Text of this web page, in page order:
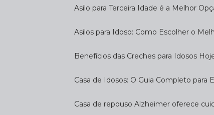
Asilo para Terceira Idade é a Melhor
Asilos para Idoso: Como Escolher o
Benefícios das Creches para Idosos
Casa de Idosos: O Guia Completo para
Casa de repouso Alzheimer oferece